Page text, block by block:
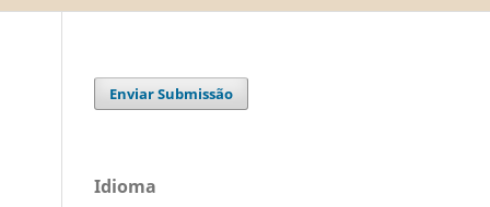
Enviar Submissão
Idioma